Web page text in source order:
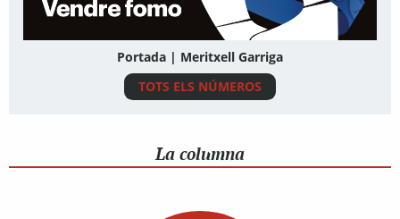
Portada | Meritxell Garriga
TOTS ELS NÚMEROS
La columna